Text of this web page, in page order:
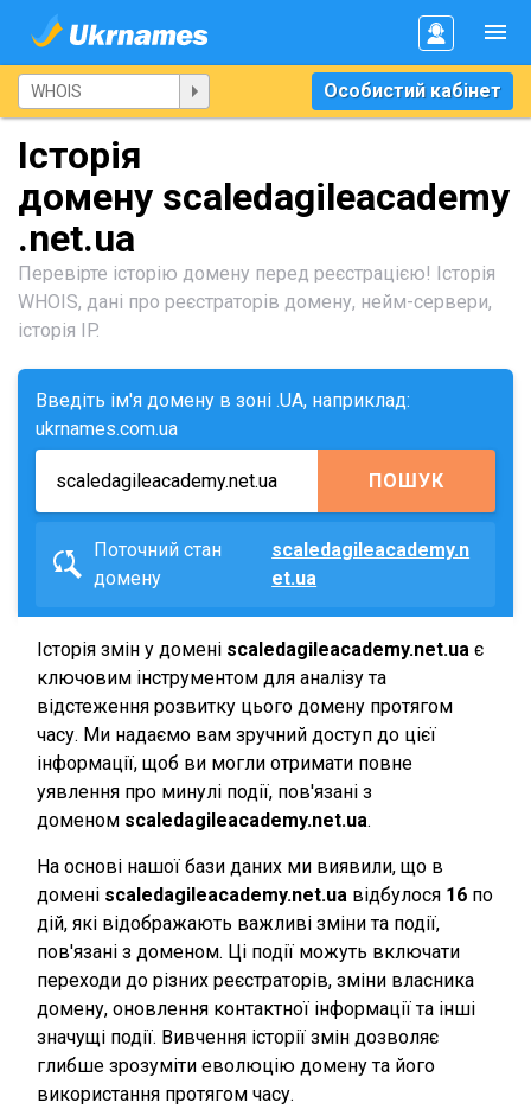
Особистий кабінет
Історія
домену scaledagileacademy
.net.ua
Перевірте історію домену перед реєстрацією! Історія
WHOIS, дані про реєстраторів домену, нейм-сервери,
історія IP.
Введіть ім'я домену в зоні .UA, наприклад:
ukrnames.com.ua
ПОШУК
Поточний стан
домену
scaledagileacademy.n
et.ua
Історія змін у домені scaledagileacademy.net.ua є
ключовим інструментом для аналізу та
відстеження розвитку цього домену протягом
часу. Ми надаємо вам зручний доступ до цієї
інформації, щоб ви могли отримати повне
уявлення про минулі події, пов'язані з
доменом scaledagileacademy.net.ua.
На основі нашої бази даних ми виявили, що в
домені scaledagileacademy.net.ua відбулося 16 по
дій, які відображають важливі зміни та події,
пов'язані з доменом. Ці події можуть включати
переходи до різних реєстраторів, зміни власника
домену, оновлення контактної інформації та інші
значущі події. Вивчення історії змін дозволяє
глибше зрозуміти еволюцію домену та його
використання протягом часу.